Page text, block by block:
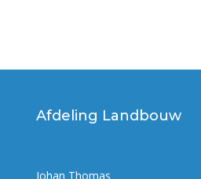
Afdeling Landbouw
Johan Thomas